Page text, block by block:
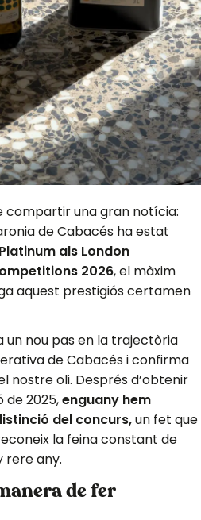
compartir una gran notícia:
de Cabacés ha estat
als London
2026, el màxim
aquest prestigiós certamen
nou pas en la trajectòria
de Cabacés i confirma
nostre oli. Després d’obtenir
de 2025,enguany hem
del concurs,un fet que
la feina constant de
rere any.
de fer